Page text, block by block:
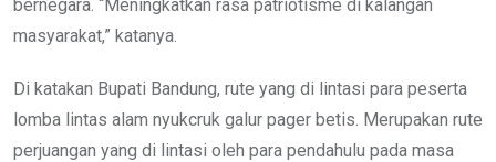
bernegara. “Meningkatkan rasa patriotisme di kalangan
masyarakat,” katanya.
Di katakan Bupati Bandung, rute yang di lintasi para peserta
lomba lintas alam nyukcruk galur pager betis. Merupakan rute
perjuangan yang di lintasi oleh para pendahulu pada masa